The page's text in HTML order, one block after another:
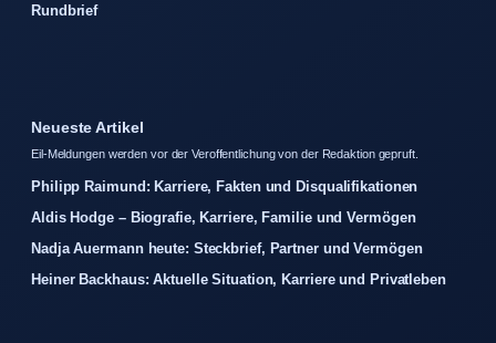
Rundbrief
Neueste Artikel
Eil-Meldungen werden vor der Veroffentlichung von der Redaktion gepruft.
Philipp Raimund: Karriere, Fakten und Disqualifikationen
Aldis Hodge – Biografie, Karriere, Familie und Vermögen
Nadja Auermann heute: Steckbrief, Partner und Vermögen
Heiner Backhaus: Aktuelle Situation, Karriere und Privatleben